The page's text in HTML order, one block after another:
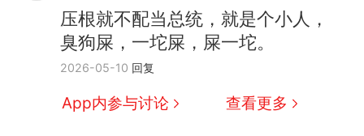
压根就不配当总统，就是个小人，
臭狗屎，一坨屎，屎一坨。
2026-05-10 回复
App内参与讨论 查看更多
热 那个在床头放菜刀的女孩，
因老师一句“跟我回家”改写了
人生费大厨“全国小炒肉大王”称
号，仅凭视频评出？中国烹饪
协会回应
美国渔民钓获鲨鱼徒手将其拽